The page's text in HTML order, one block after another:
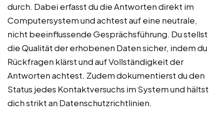
durch. Dabei erfasst du die Antworten direkt im
Computersystem und achtest auf eine neutrale,
nicht beeinflussende Gesprächsführung. Du stellst
die Qualität der erhobenen Daten sicher, indem du
Rückfragen klärst und auf Vollständigkeit der
Antworten achtest. Zudem dokumentierst du den
Status jedes Kontaktversuchs im System und hältst
dich strikt an Datenschutzrichtlinien.